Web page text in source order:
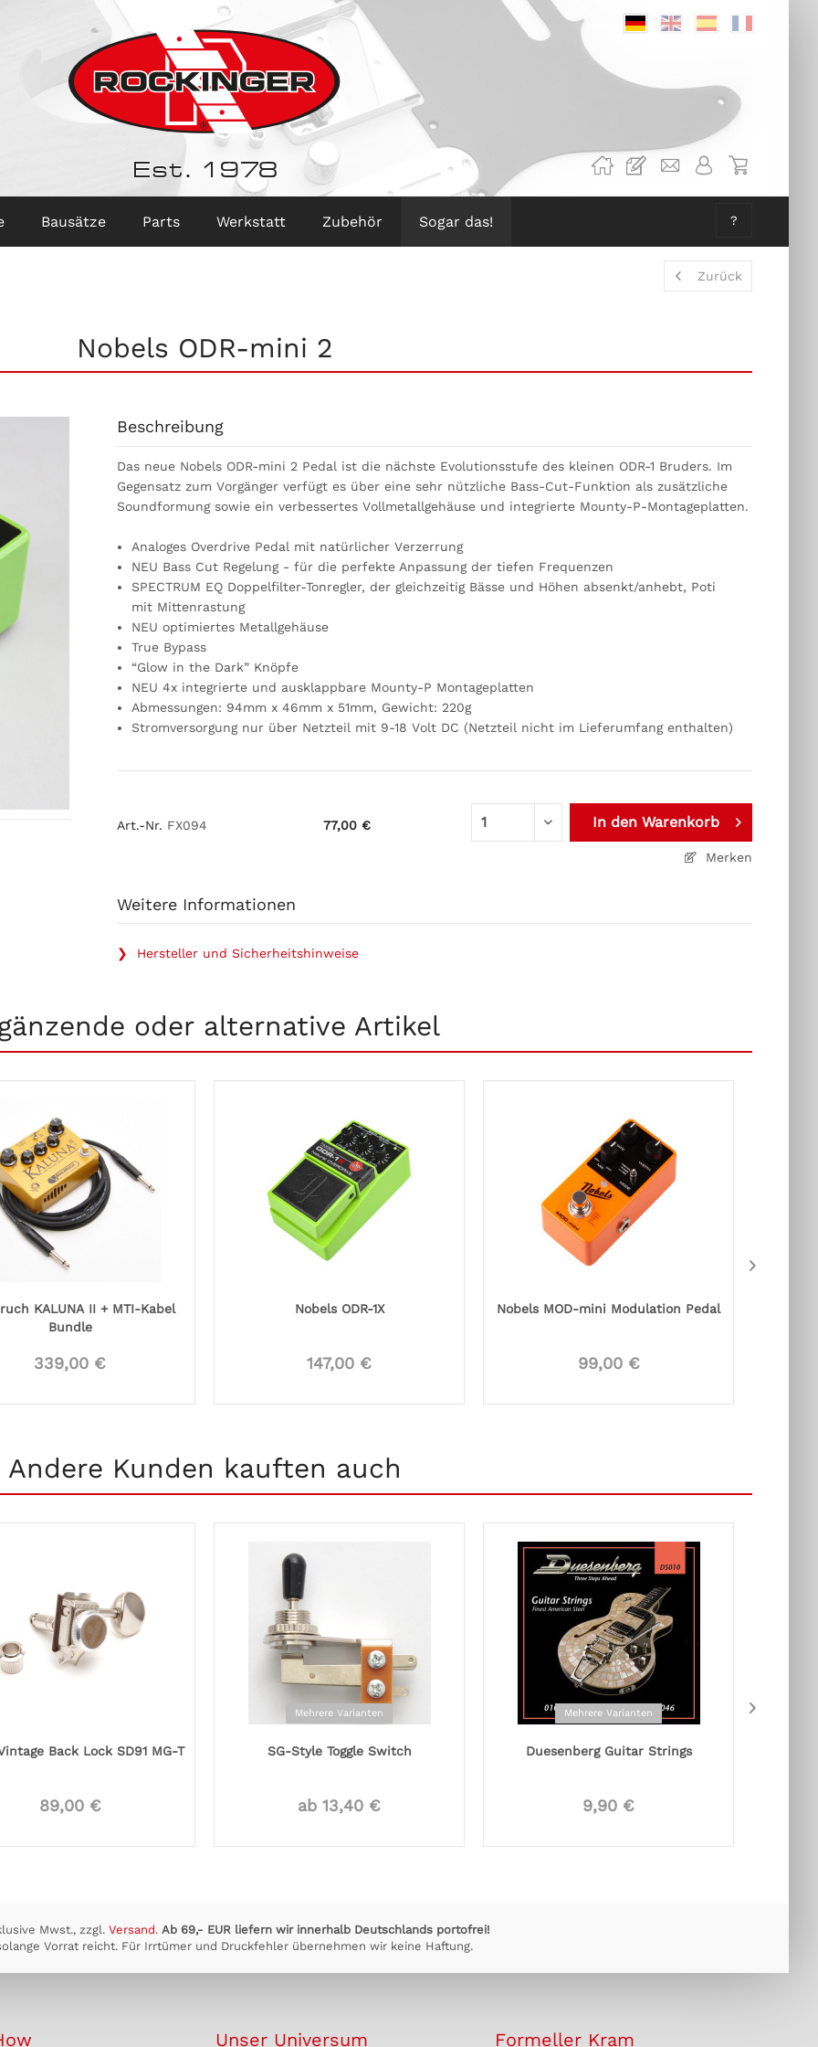
DeutschEnglischSpanisch
Est. 1978
Bausätze Parts Werkstatt Zubehör Sogar das! ?
Zurück
Nobels ODR-mini 2
Art.-Nr. FX094 77,00 € In den Warenkorb
Merken
Beschreibung
Das neue Nobels ODR-mini 2 Pedal ist die nächste Evolutionsstufe des kleinen ODR-1 Bruders. Im
Gegensatz zum Vorgänger verfügt es über eine sehr nützliche Bass-Cut-Funktion als zusätzliche
Soundformung sowie ein verbessertes Vollmetallgehäuse und integrierte Mounty-P-Montageplatten.
Analoges Overdrive Pedal mit natürlicher Verzerrung
NEU Bass Cut Regelung - für die perfekte Anpassung der tiefen Frequenzen
SPECTRUM EQ Doppelfilter-Tonregler, der gleichzeitig Bässe und Höhen absenkt/anhebt, Poti
mit Mittenrastung
NEU optimiertes Metallgehäuse
True Bypass
“Glow in the Dark” Knöpfe
NEU 4x integrierte und ausklappbare Mounty-P Montageplatten
Abmessungen: 94mm x 46mm x 51mm, Gewicht: 220g
Stromversorgung nur über Netzteil mit 9-18 Volt DC (Netzteil nicht im Lieferumfang enthalten)
Weitere Informationen
❯ Hersteller und Sicherheitshinweise
oder alternative Artikel
KALUNA II + MTI-Kabel
Bundle
339,00 €
Nobels ODR-1X
147,00 €
Nobels MOD-mini Modulation Pedal
99,00 €
Andere Kunden kauften auch
Back Lock SD91 MG-T
89,00 €
Mehrere Varianten
SG-Style Toggle Switch
ab 13,40 €
Mehrere Varianten
Duesenberg Guitar Strings
9,90 €
Mwst., zzgl. Versand. Ab 69,- EUR liefern wir innerhalb Deutschlands portofrei!
Vorrat reicht. Für Irrtümer und Druckfehler übernehmen wir keine Haftung.
Unser Universum Formeller Kram